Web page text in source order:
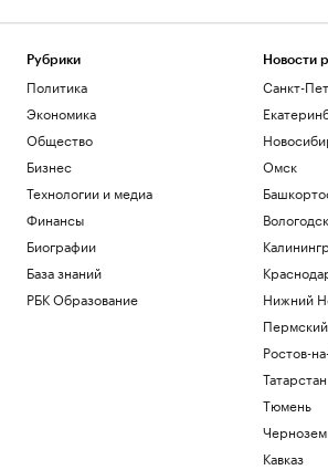
Рубрики
Политика
Экономика
Общество
Бизнес
Технологии и медиа
Финансы
Биографии
База знаний
РБК Образование
Новости
Санкт-
Омск
Нижний
Ростов-
Татарстан
Тюмень
Кавказ